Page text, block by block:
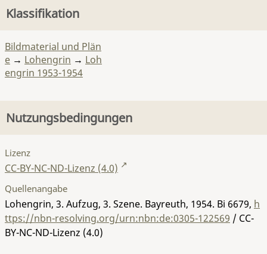
Klassifikation
Bildmaterial und Plän
e → Lohengrin → Loh
engrin 1953-1954
Nutzungsbedingungen
Lizenz
CC-BY-NC-ND-Lizenz (4.0)
Quellenangabe
Lohengrin, 3. Aufzug, 3. Szene. Bayreuth, 1954. Bi 6679, h
ttps://nbn-resolving.org/urn:nbn:de:0305-122569 / CC-
BY-NC-ND-Lizenz (4.0)